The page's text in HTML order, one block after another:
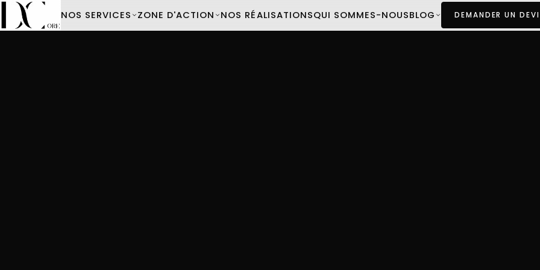
NOS SERVICES ZONE D'ACTION NOS RÉALISATIONSQUI SOMMES-NOUSBLOG DEMANDER UN